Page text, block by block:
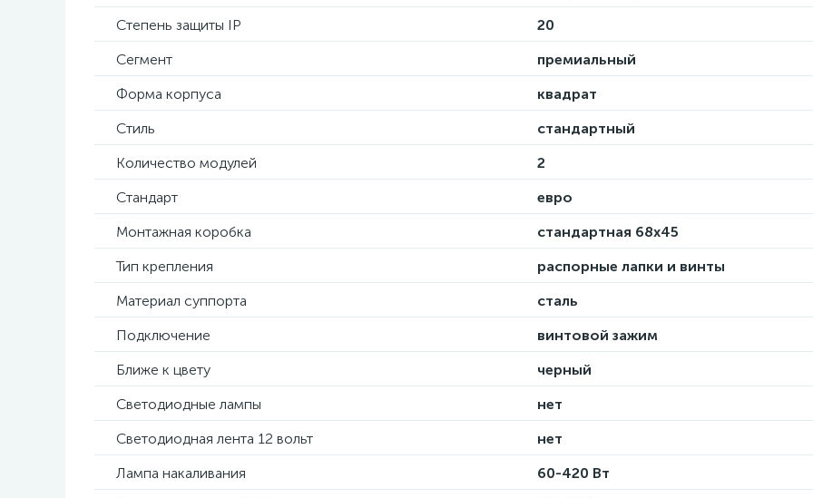
Степень защиты IP
20
Сегмент
премиальный
Форма корпуса
квадрат
Стиль
стандартный
Количество модулей
2
Стандарт
евро
Монтажная коробка
стандартная 68х45
Тип крепления
распорные лапки и винты
Материал суппорта
сталь
Подключение
винтовой зажим
Ближе к цвету
черный
Светодиодные лампы
нет
Светодиодная лента 12 вольт
нет
Лампа накаливания
60-420 Вт